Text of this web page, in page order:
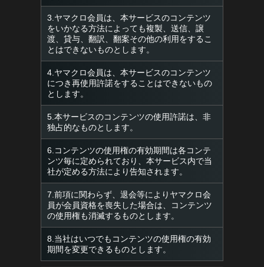
3.ヤマクロ会員は、本サービスのコンテンツ
をいかなる方法によっても複製、送信、譲
渡、貸与、翻訳、翻案その他の利用をするこ
とはできないものとします。
4.ヤマクロ会員は、本サービスのコンテンツ
につき再使用許諾をすることはできないもの
とします。
5.本サービスのコンテンツの使用許諾は、非
独占的なものとします。
6.コンテンツの使用権の有効期間は各コンテ
ンツ毎に定められており、本サービス内で当
社が定める方法により告知されます。
7.前項に関わらず、退会等によりヤマクロ会
員が会員資格を喪失した場合は、コンテンツ
の使用権も消滅するものとします。
8.当社はいつでもコンテンツの使用権の有効
期間を変更できるものとします。